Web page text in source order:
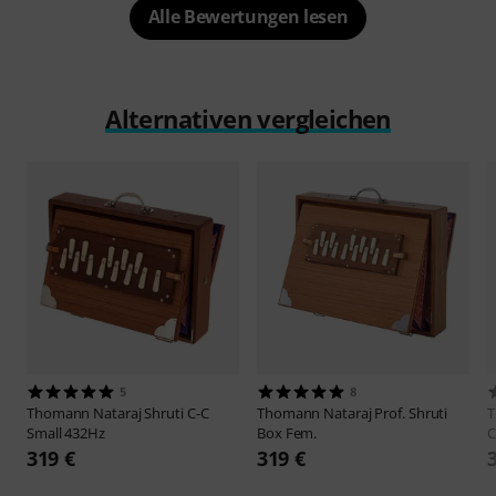
Alle Bewertungen lesen
Alternativen vergleichen
5
Thomann Nataraj Shruti C-C
Small 432Hz
319 €
8
Thomann Nataraj Prof. Shruti
Box Fem.
319 €